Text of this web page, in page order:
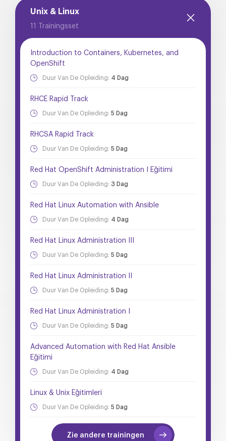
Unix & Linux
11 Trainingsset
Introduction to Containers, Kubernetes, and
OpenShift
Duur Van De Opleiding: 4 Dag
RHCE Rapid Track
Duur Van De Opleiding: 5 Dag
RHCSA Rapid Track
Duur Van De Opleiding: 5 Dag
Red Hat OpenShift Administration I Eğitimi
Duur Van De Opleiding: 3 Dag
Red Hat Linux Automation with Ansible
Duur Van De Opleiding: 4 Dag
Red Hat Linux Administration III
Duur Van De Opleiding: 5 Dag
Red Hat Linux Administration II
Duur Van De Opleiding: 5 Dag
Red Hat Linux Administration I
Duur Van De Opleiding: 5 Dag
Advanced Automation with Red Hat Ansible
Eğitimi
Duur Van De Opleiding: 4 Dag
Linux & Unix Eğitimleri
Duur Van De Opleiding: 5 Dag
Zie andere trainingen